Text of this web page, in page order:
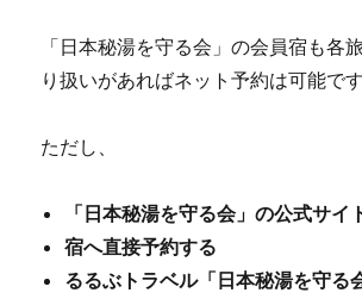
「日本秘湯を守る会」の会員宿も各
り扱いがあればネット予約は可能です
ただし、
「日本秘湯を守る会」の公式サイ
宿へ直接予約する
るるぶトラベル「日本秘湯を守る